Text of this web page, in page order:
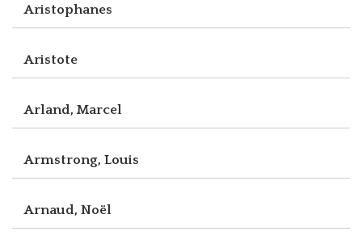
Aristophanes
Aristote
Arland, Marcel
Armstrong, Louis
Arnaud, Noël